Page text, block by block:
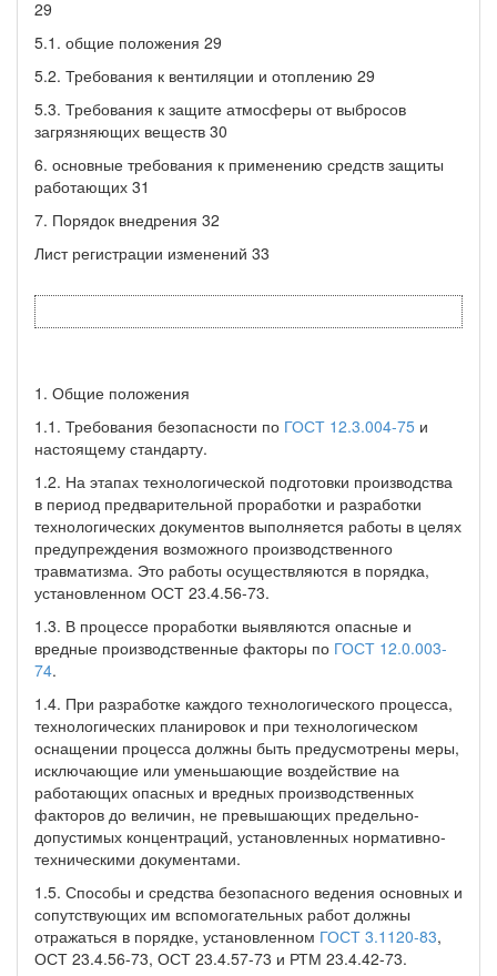
29
5.1. общие положения 29
5.2. Требования к вентиляции и отоплению 29
5.3. Требования к защите атмосферы от выбросов
загрязняющих веществ 30
6. основные требования к применению средств защиты
работающих 31
7. Порядок внедрения 32
Лист регистрации изменений 33
1. Общие положения
1.1. Требования безопасности по ГОСТ 12.3.004-75 и
настоящему стандарту.
1.2. На этапах технологической подготовки производства
в период предварительной проработки и разработки
технологических документов выполняется работы в целях
предупреждения возможного производственного
травматизма. Это работы осуществляются в порядка,
установленном ОСТ 23.4.56-73.
1.3. В процессе проработки выявляются опасные и
вредные производственные факторы по ГОСТ 12.0.003-
74.
1.4. При разработке каждого технологического процесса,
технологических планировок и при технологическом
оснащении процесса должны быть предусмотрены меры,
исключающие или уменьшающие воздействие на
работающих опасных и вредных производственных
факторов до величин, не превышающих предельно-
допустимых концентраций, установленных нормативно-
техническими документами.
1.5. Способы и средства безопасного ведения основных и
сопутствующих им вспомогательных работ должны
отражаться в порядке, установленном ГОСТ 3.1120-83,
ОСТ 23.4.56-73, ОСТ 23.4.57-73 и РТМ 23.4.42-73.